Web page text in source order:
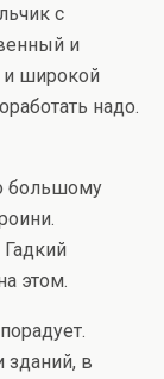
с
и
широкой
надо.
большому
этом.
зданий, в